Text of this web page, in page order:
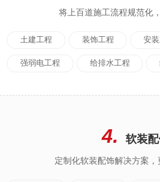
将上百道施工流程规范化
土建工程 装饰工程 安
强弱电工程 给排水工程
4. 软装
定制化软装配饰解决方案